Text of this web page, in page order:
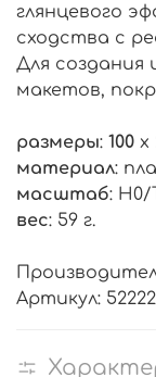
глянцевого
сходства с
Для создания
макетов,
размеры: 100 х
материал:
масштаб: H0/
вес: 59 г.
Артикул: